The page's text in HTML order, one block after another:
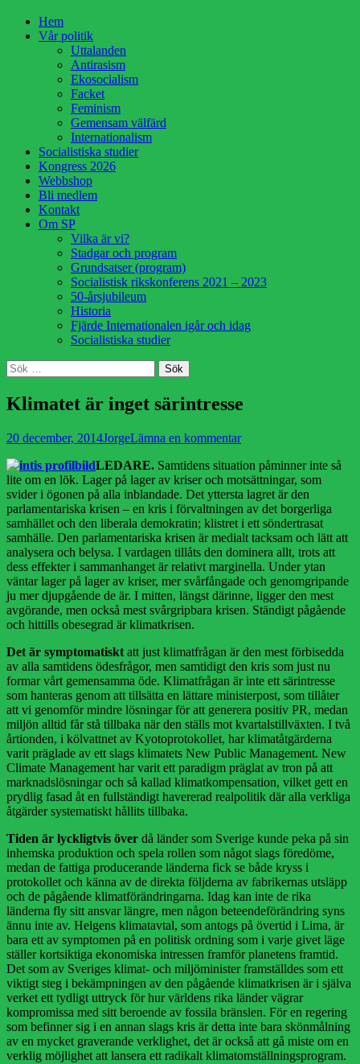
HoppaHem
Vår politik
Uttalanden
Antirasism
Ekosocialism
Facket
Feminism
Gemensam välfärd
Internationalism
Socialistiska studier
Kongress 2026
Webbshop
Bli medlem
Kontakt
Om SP
Vilka är vi?
Stadgar och program
Grundsatser (program)
Socialistisk rikskonferens 2021 – 2023
50-årsjubileum
Historia
Fjärde Internationalen igår och idag
Socialistiska studier
Sök
Sök
efter:
Klimatet är inget särintresse
Publicerad
20 december, 2014Författare
JorgeLämna en kommentar
LEDARE. Samtidens situation påminner inte så
lite om en lök. Lager på lager av kriser och motsättningar, som
svider i ögonen på alla inblandade. Det yttersta lagret är den
parlamentariska krisen – en kris i förvaltningen av det borgerliga
samhället och den liberala demokratin; klistret i ett söndertrasat
samhälle. Den parlamentariska krisen är medialt tacksam och lätt att
analysera och belysa. I vardagen tillåts den dominera allt, trots att
dess effekter i sammanhanget är relativt marginella. Under ytan
väntar lager på lager av kriser, mer svårfångade och genomgripande
ju mer djupgående de är. I mitten, längst därinne, ligger den mest
avgörande, men också mest svårgripbara krisen. Ständigt pågående
och hittills obesegrad är klimatkrisen.
Det är symptomatiskt att just klimatfrågan är den mest förbisedda
av alla samtidens ödesfrågor, men samtidigt den kris som just nu
formar vårt gemensamma öde. Klimatfrågan är inte ett särintresse
som hanteras genom att tillsätta en lättare ministerpost, som tillåter
att vi genomför mindre lösningar för att generera positiv PR, medan
miljön alltid får stå tillbaka när den ställs mot kvartalstillväxten. I två
årtionden, i kölvattnet av Kyotoprotokollet, har klimatåtgärderna
varit präglade av ett slags klimatets New Public Management. New
Climate Management har varit ett paradigm präglat av tron på att
marknadslösningar och så kallad klimatkompensation, vilket gett en
prydlig fasad åt en fullständigt havererad realpolitik där alla verkliga
åtgärder systematiskt hållits tillbaka.
Tiden är lyckligtvis över då länder som Sverige kunde peka på sin
inhemska produktion och spela rollen som något slags föredöme,
medan de fattiga producerande länderna fick se både kryss i
protokollet och känna av de direkta följderna av fabrikernas utsläpp
och de pågående klimatförändringarna. Idag kan inte de rika
länderna fly sitt ansvar längre, men någon beteendeförändring syns
ännu inte av. Helgens klimatavtal, som antogs på övertid i Lima, är
bara ett av symptomen på en politisk ordning som i varje givet läge
ställer kortsiktiga ekonomiska intressen framför planetens framtid.
Det som av Sveriges klimat- och miljöminister framställdes som ett
viktigt steg i bekämpningen av den pågående klimatkrisen är i själva
verket ett tydligt uttryck för hur världens rika länder vägrar
kompromissa med sitt beroende av fossila bränslen. För en regering
som befinner sig i en annan slags kris är detta inte bara skönmålning
av en mycket graverande verklighet, det är också att gå miste om en
verklig möjlighet att lansera ett radikalt klimatomställningsprogram.